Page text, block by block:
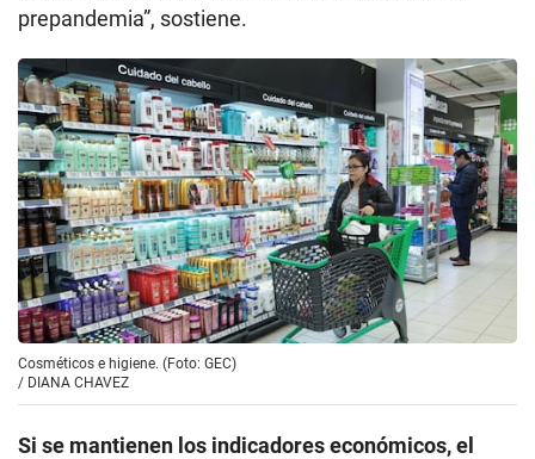
prepandemia”, sostiene.
Cosméticos e higiene. (Foto: GEC)
/ DIANA CHAVEZ
Si se mantienen los indicadores económicos, el